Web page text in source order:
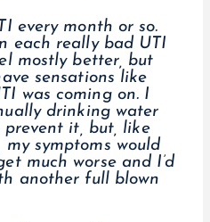
every month or so.
each really bad UTI
mostly better, but
sensations like
was coming on. I
drinking water
it, but, like
my symptoms would
much worse and I’d
another full blown